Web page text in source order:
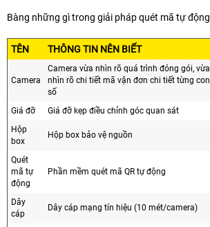
Bàng những gì trong giải pháp quét mã tự động
TÊN THÔNG TIN NÊN BIẾT
Camera
Camera vừa nhìn rõ quá trình đóng gói, vừa
nhìn rõ chi tiết mã vận đơn chi tiết từng con
số
Giá đỡ Giá đỡ kẹp điều chỉnh góc quan sát
Hộp
box
Hộp box bảo vệ nguồn
Quét
mã tự
động
Phần mềm quét mã QR tự động
Dây
cáp
Dây cáp mạng tín hiệu (10 mét/camera)